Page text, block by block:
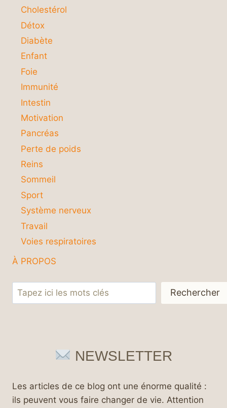
Cholestérol
Détox
Diabète
Enfant
Foie
Immunité
Intestin
Motivation
Pancréas
Perte de poids
Reins
Sommeil
Sport
Système nerveux
Travail
Voies respiratoires
À PROPOS
Rechercher Rechercher
NEWSLETTER
Les articles de ce blog ont une énorme qualité :
ils peuvent vous faire changer de vie. Attention